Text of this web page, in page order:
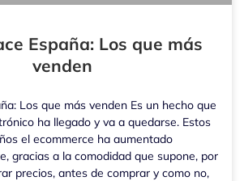
España: Los que más
venden
Los que más venden Es un hecho que
ha llegado y va a quedarse. Estos
el ecommerce ha aumentado
gracias a la comodidad que supone, por
precios, antes de comprar y como no,